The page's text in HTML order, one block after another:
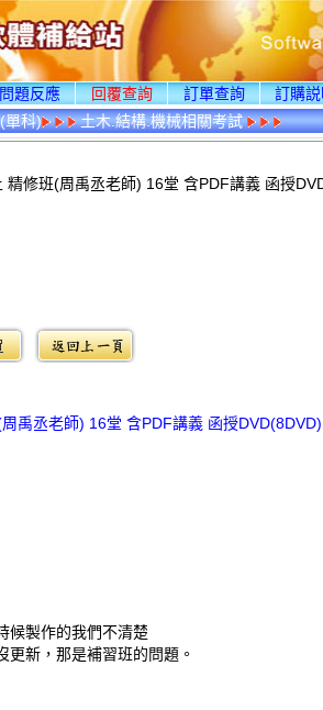
題反應 回覆查詢 訂單查詢
訂購
單科)
土木.結構.機械相關考試
修班(周禹丞老師) 16堂 含PDF講義 函授
禹丞老師) 16堂 含PDF講義 函授DVD(8DVD)
候製作的我們不清楚
新，那是補習班的問題。